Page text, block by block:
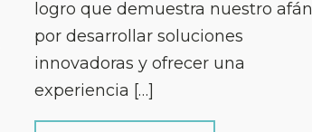
logro que demuestra nuestro afán
por desarrollar soluciones
innovadoras y ofrecer una
experiencia […]